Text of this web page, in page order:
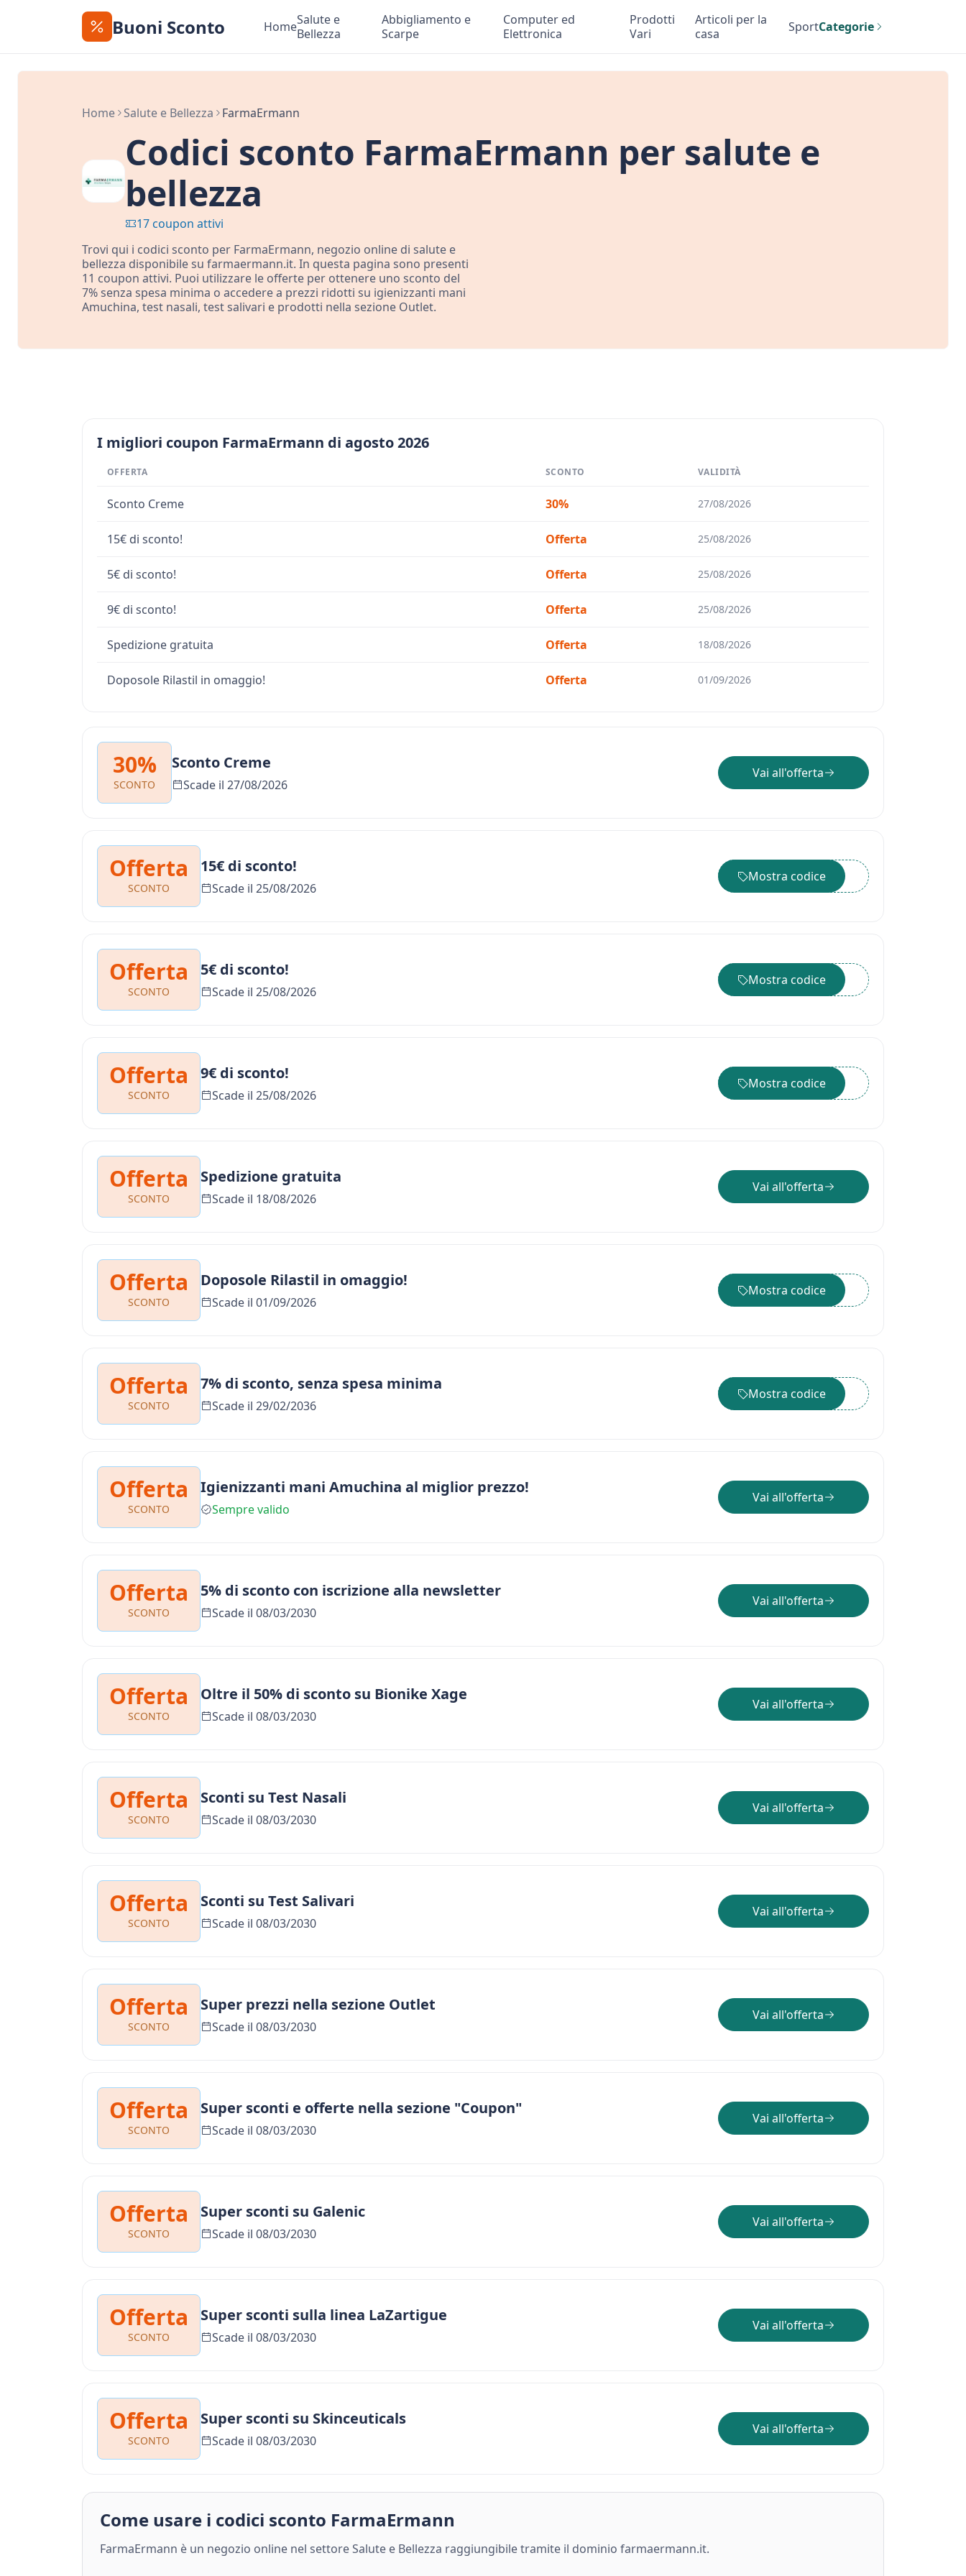
Buoni Sconto HomeSalute e
Bellezza
Abbigliamento e
Scarpe
Computer ed
Elettronica
Prodotti
Vari
Articoli per la
casa
SportCategorie
Home Salute e Bellezza FarmaErmann
Codici sconto FarmaErmann per salute e
bellezza
17 coupon attivi
Trovi qui i codici sconto per FarmaErmann, negozio online di salute e
bellezza disponibile su farmaermann.it. In questa pagina sono presenti
11 coupon attivi. Puoi utilizzare le offerte per ottenere uno sconto del
7% senza spesa minima o accedere a prezzi ridotti su igienizzanti mani
Amuchina, test nasali, test salivari e prodotti nella sezione Outlet.
I migliori coupon FarmaErmann di agosto 2026
OFFERTA SCONTO VALIDITÀ
Sconto Creme 30% 27/08/2026
15€ di sconto! Offerta 25/08/2026
5€ di sconto! Offerta 25/08/2026
9€ di sconto! Offerta 25/08/2026
Spedizione gratuita Offerta 18/08/2026
Doposole Rilastil in omaggio! Offerta 01/09/2026
30%
SCONTO
Sconto Creme
Scade il 27/08/2026
Vai all'offerta
Offerta
SCONTO
15€ di sconto!
Scade il 25/08/2026
••••••
Mostra codice
Offerta
SCONTO
5€ di sconto!
Scade il 25/08/2026
••••••
Mostra codice
Offerta
SCONTO
9€ di sconto!
Scade il 25/08/2026
••••••
Mostra codice
Offerta
SCONTO
Spedizione gratuita
Scade il 18/08/2026
Vai all'offerta
Offerta
SCONTO
Doposole Rilastil in omaggio!
Scade il 01/09/2026
••••••
Mostra codice
Offerta
SCONTO
7% di sconto, senza spesa minima
Scade il 29/02/2036
••••••
Mostra codice
Offerta
SCONTO
Igienizzanti mani Amuchina al miglior prezzo!
Sempre valido
Vai all'offerta
Offerta
SCONTO
5% di sconto con iscrizione alla newsletter
Scade il 08/03/2030
Vai all'offerta
Offerta
SCONTO
Oltre il 50% di sconto su Bionike Xage
Scade il 08/03/2030
Vai all'offerta
Offerta
SCONTO
Sconti su Test Nasali
Scade il 08/03/2030
Vai all'offerta
Offerta
SCONTO
Sconti su Test Salivari
Scade il 08/03/2030
Vai all'offerta
Offerta
SCONTO
Super prezzi nella sezione Outlet
Scade il 08/03/2030
Vai all'offerta
Offerta
SCONTO
Super sconti e offerte nella sezione "Coupon"
Scade il 08/03/2030
Vai all'offerta
Offerta
SCONTO
Super sconti su Galenic
Scade il 08/03/2030
Vai all'offerta
Offerta
SCONTO
Super sconti sulla linea LaZartigue
Scade il 08/03/2030
Vai all'offerta
Offerta
SCONTO
Super sconti su Skinceuticals
Scade il 08/03/2030
Vai all'offerta
Come usare i codici sconto FarmaErmann
FarmaErmann è un negozio online nel settore Salute e Bellezza raggiungibile tramite il dominio farmaermann.it.